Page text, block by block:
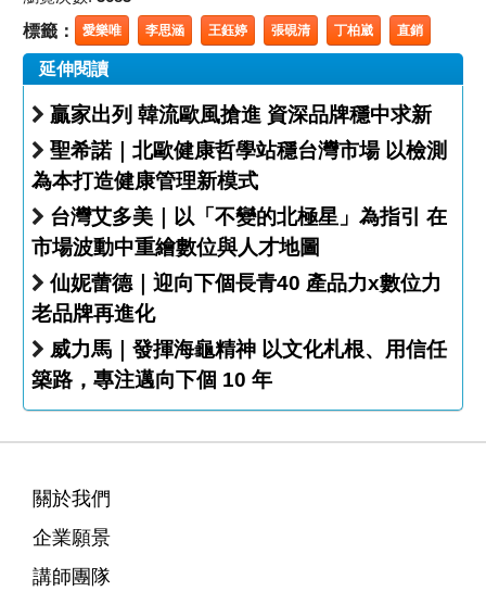
標籤： 愛樂唯 李思涵 王鈺婷 張硯清 丁柏崴 直銷
延伸閱讀
贏家出列 韓流歐風搶進 資深品牌穩中求新
聖希諾｜北歐健康哲學站穩台灣市場 以檢測
為本打造健康管理新模式
台灣艾多美｜以「不變的北極星」為指引 在
市場波動中重繪數位與人才地圖
仙妮蕾德｜迎向下個長青40 產品力x數位力
老品牌再進化
威力馬｜發揮海龜精神 以文化札根、用信任
築路，專注邁向下個 10 年
關於我們
企業願景
講師團隊